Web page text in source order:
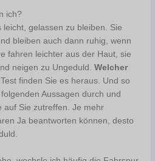
ich?
gelassen zu bleiben. Sie
bleiben auch dann ruhig, wenn
fahren leichter aus der Haut, sie
neigen zu Ungeduld.Welcher
finden Sie es heraus. Und so
Aussagen durch und
auf Sie zutreffen. Je mehr
Ja beantworten können, desto